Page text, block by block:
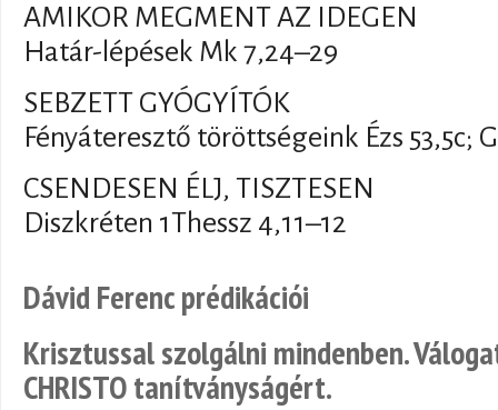
AMIKOR MEGMENT AZ IDEGEN
Határ-lépések Mk 7,24–29
SEBZETT GYÓGYÍTÓK
Fényáteresztő töröttségeink Ézs 53,5c;
CSENDESEN ÉLJ, TISZTESEN
Diszkréten 1Thessz 4,11–12
Dávid Ferenc prédikációi
Krisztussal szolgálni mindenben.
CHRISTO tanítványságért.